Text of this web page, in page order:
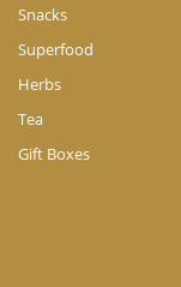
Snacks
Superfood
Herbs
Tea
Gift Boxes